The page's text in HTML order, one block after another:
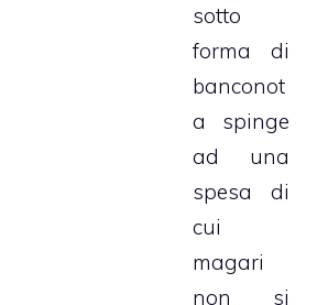
sotto
forma di
banconot
a spinge
ad una
spesa di
cui
magari
non si